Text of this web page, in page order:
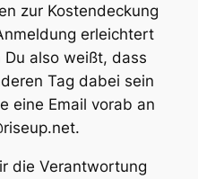
zur Kostendeckung
erleichtert
Du also weißt, dass
Tag dabei sein
eine Email vorab an
die Verantwortung